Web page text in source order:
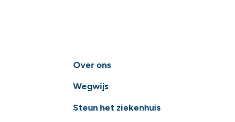
Over ons
Wegwijs
Steun het ziekenhuis